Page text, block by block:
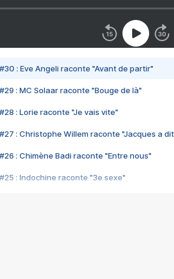
#30 : Eve Angeli raconte "Avant de partir"
#29 : MC Solaar raconte "Bouge de là"
#28 : Lorie raconte "Je vais vite"
#27 : Christophe Willem raconte "Jacques a
#26 : Chimène Badi raconte "Entre nous"
#25 : Indochine raconte "3e sexe"